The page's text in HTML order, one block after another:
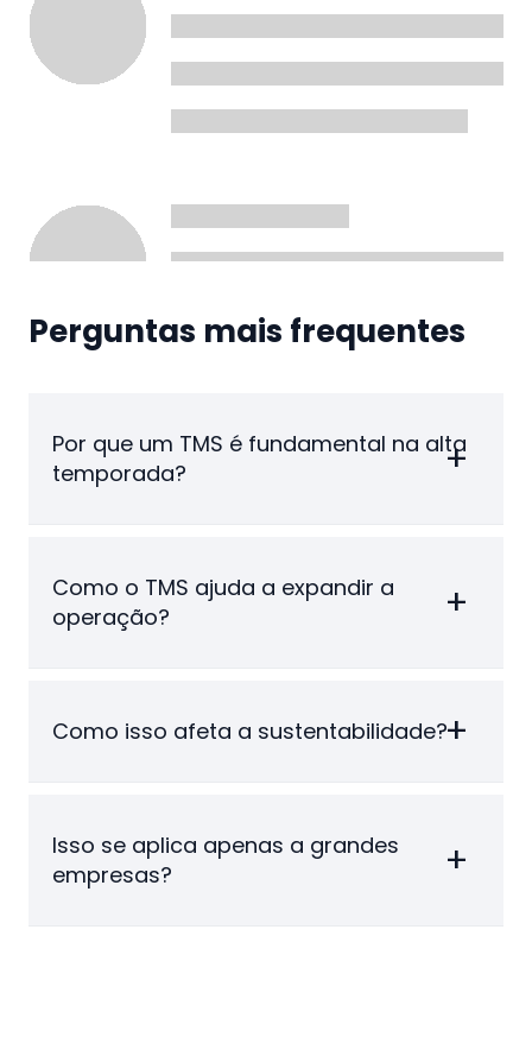
Perguntas mais frequentes
Por que um TMS é fundamental na alta
temporada?
Como o TMS ajuda a expandir a
operação?
Como isso afeta a sustentabilidade?
Isso se aplica apenas a grandes
empresas?